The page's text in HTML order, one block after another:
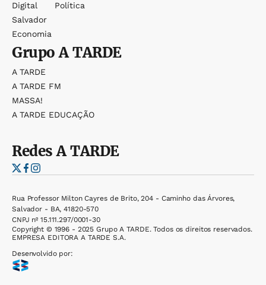
Digital
Salvador
Economia
Política
GrupoA TARDE
A TARDE
A TARDE FM
MASSA!
A TARDE EDUCAÇÃO
RedesA TARDE
Rua Professor Milton Cayres de Brito, 204 - Caminho das Árvores,
Salvador - BA, 41820-570
CNPJ nº 15.111.297/0001-30
Copyright © 1996 - 2025 Grupo A TARDE. Todos os direitos reservados.
EMPRESA EDITORA A TARDE S.A.
Desenvolvido por: